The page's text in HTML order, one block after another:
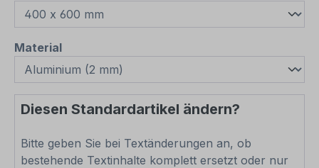
Materialauswählen
Diesen Standardartikel ändern?
Bitte geben Sie bei Textänderungen an, ob
bestehende Textinhalte komplett ersetzt oder nur